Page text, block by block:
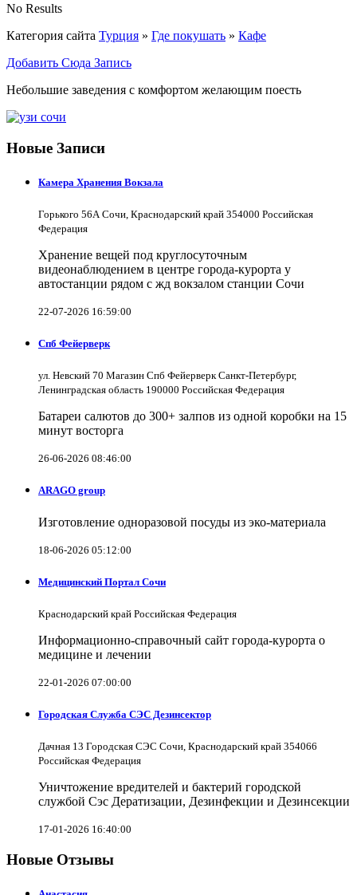
No Results
Категория сайта Турция » Где покушать » Кафе
Добавить Сюда Запись
Небольшие заведения с комфортом желающим поесть
Новые Записи
Камера Хранения Вокзала
Горького 56А Сочи, Краснодарский край 354000 Российская
Федерация
Хранение вещей под круглосуточным
видеонаблюдением в центре города-курорта у
автостанции рядом с жд вокзалом станции Сочи
22-07-2026 16:59:00
Спб Фейерверк
ул. Невский 70 Магазин Спб Фейерверк Санкт-Петербург,
Ленинградская область 190000 Российская Федерация
Батареи салютов до 300+ залпов из одной коробки на 15
минут восторга
26-06-2026 08:46:00
ARAGO group
Изготовление одноразовой посуды из эко-материала
18-06-2026 05:12:00
Медицинский Портал Сочи
Краснодарский край Российская Федерация
Информационно-справочный сайт города-курорта о
медицине и лечении
22-01-2026 07:00:00
Городская Служба СЭС Дезинсектор
Дачная 13 Городская СЭС Сочи, Краснодарский край 354066
Российская Федерация
Уничтожение вредителей и бактерий городской
службой Сэс Дератизации, Дезинфекции и Дезинсекции
17-01-2026 16:40:00
Новые Отзывы